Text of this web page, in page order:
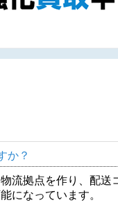
か？
流拠点を作り、配
になっています。